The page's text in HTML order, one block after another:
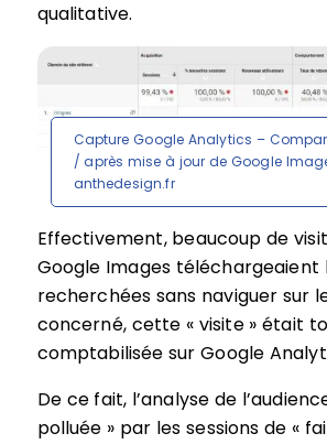
qualitative.
Capture Google Analytics –
/ après mise à jour de Google
anthedesign.fr
Effectivement, beaucoup de
Google Images téléchargeaient
recherchées sans naviguer sur
concerné, cette « visite » était
comptabilisée sur Google
De ce fait, l’analyse de
polluée » par les sessions de «